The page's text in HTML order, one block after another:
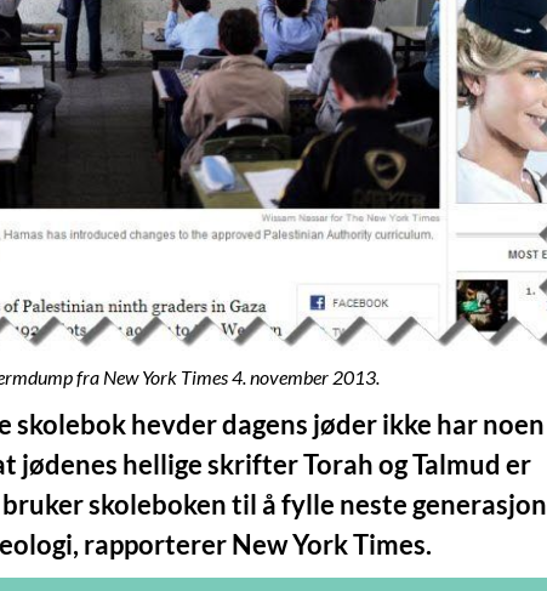
fra New York Times 4. november 2013.
skolebok hevder dagens jøder ikke har noen
jødenes hellige skrifter Torah og Talmud er
skoleboken til å fylle neste generasjon
rapporterer New York Times.